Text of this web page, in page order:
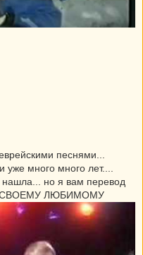
песнями...
много много лет....
нашла... но я вам перевод
СВОЕМУ ЛЮБИМОМУ